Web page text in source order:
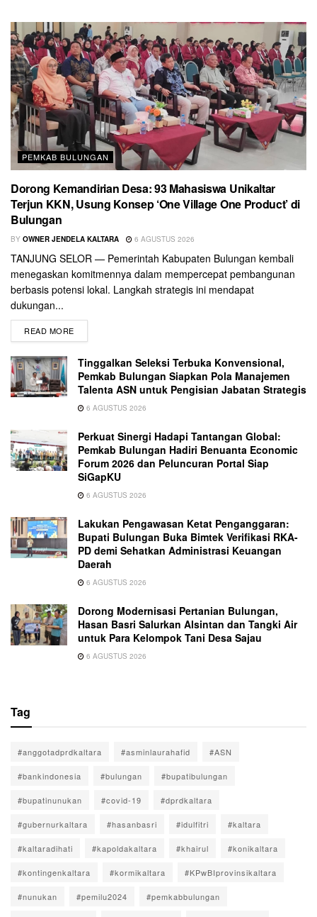
PEMKAB BULUNGAN
Dorong Kemandirian Desa: 93 Mahasiswa Unikaltar
Terjun KKN, Usung Konsep ‘One Village One Product’ di
Bulungan
BY OWNER JENDELA KALTARA 6 AGUSTUS 2026
TANJUNG SELOR — Pemerintah Kabupaten Bulungan kembali
menegaskan komitmennya dalam mempercepat pembangunan
berbasis potensi lokal. Langkah strategis ini mendapat
dukungan...
READ MORE
Tinggalkan Seleksi Terbuka Konvensional,
Pemkab Bulungan Siapkan Pola Manajemen
Talenta ASN untuk Pengisian Jabatan Strategis
6 AGUSTUS 2026
Perkuat Sinergi Hadapi Tantangan Global:
Pemkab Bulungan Hadiri Benuanta Economic
Forum 2026 dan Peluncuran Portal Siap
SiGapKU
6 AGUSTUS 2026
Lakukan Pengawasan Ketat Penganggaran:
Bupati Bulungan Buka Bimtek Verifikasi RKA-
PD demi Sehatkan Administrasi Keuangan
Daerah
6 AGUSTUS 2026
Dorong Modernisasi Pertanian Bulungan,
Hasan Basri Salurkan Alsintan dan Tangki Air
untuk Para Kelompok Tani Desa Sajau
6 AGUSTUS 2026
Tag
#anggotadprdkaltara #asminlaurahafid #ASN
#bankindonesia #bulungan #bupatibulungan
#bupatinunukan #covid-19 #dprdkaltara
#gubernurkaltara #hasanbasri #idulfitri #kaltara
#kaltaradihati #kapoldakaltara #khairul #konikaltara
#kontingenkaltara #kormikaltara #KPwBIprovinsikaltara
#nunukan #pemilu2024 #pemkabbulungan